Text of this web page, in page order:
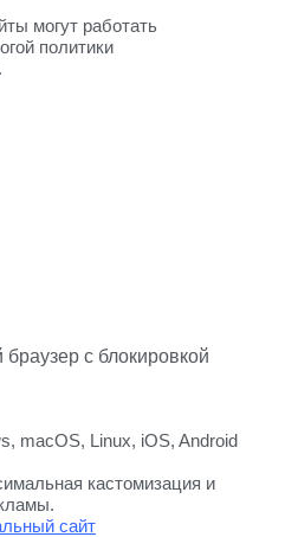
могут работать
политики
с блокировкой
macOS, Linux, iOS, Android
кастомизация и
сайт